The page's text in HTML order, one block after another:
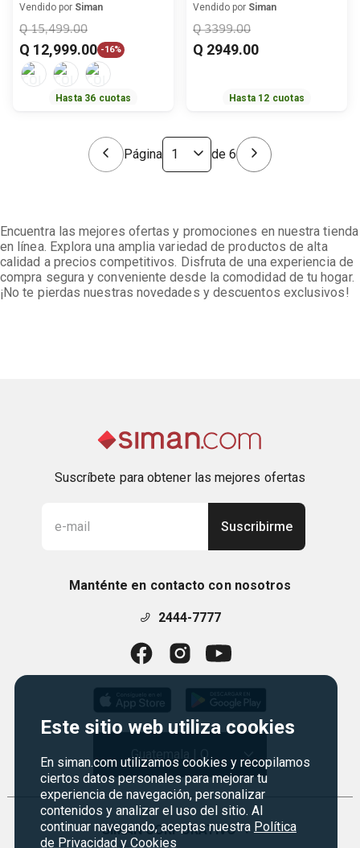
Este sitio web utiliza cookies
En siman.com utilizamos cookies y recopilamos
ciertos datos personales para mejorar tu
experiencia de navegación, personalizar
contenidos y analizar el uso del sitio. Al
continuar navegando, aceptas nuestra Política
de Privacidad y Cookies
12GB RAM 512GB ROM
Vendido por Siman
Q 15,499.00
Q 12,999.00 -16%
Hasta 36 cuotas
Plus 286 Wh
Vendido por Siman
Q 3399.00
Q 2949.00
Hasta 12 cuotas
Página de 6
Encuentra las mejores ofertas y promociones en nuestra tienda
en línea. Explora una amplia variedad de productos de alta
calidad a precios competitivos. Disfruta de una experiencia de
compra segura y conveniente desde la comodidad de tu hogar.
¡No te pierdas nuestras novedades y descuentos exclusivos!
Suscríbete para obtener las mejores ofertas
Suscribirme
Manténte en contacto con nosotros
2444-7777
Guatemala | Q
SIMAN CORPORATIVO +